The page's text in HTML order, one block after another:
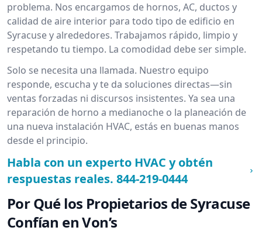
problema. Nos encargamos de hornos, AC, ductos y
calidad de aire interior para todo tipo de edificio en
Syracuse y alrededores. Trabajamos rápido, limpio y
respetando tu tiempo. La comodidad debe ser simple.
Solo se necesita una llamada. Nuestro equipo
responde, escucha y te da soluciones directas—sin
ventas forzadas ni discursos insistentes. Ya sea una
reparación de horno a medianoche o la planeación de
una nueva instalación HVAC, estás en buenas manos
desde el principio.
Habla con un experto HVAC y obtén
respuestas reales. 844-219-0444
Por Qué los Propietarios de Syracuse
Confían en Von’s